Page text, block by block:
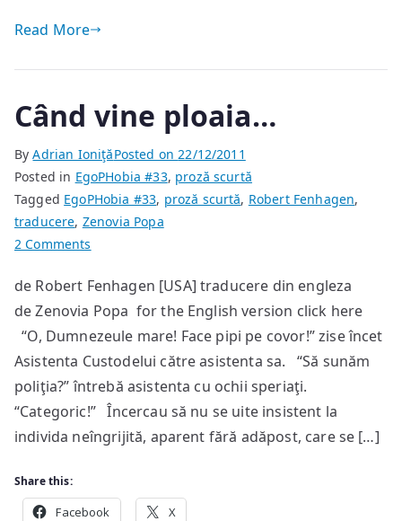
Read More
Când vine ploaia…
ByAdrian IoniţăPosted on22/12/2011
Posted in EgoPHobia #33, proză scurtă
Tagged EgoPHobia #33, proză scurtă, Robert Fenhagen,
traducere, Zenovia Popa
2 Comments
vine
ploaia…
de Robert Fenhagen [USA] traducere din engleza
de Zenovia Popa for the English version click here
“O, Dumnezeule mare! Face pipi pe covor!” zise încet
Asistenta Custodelui către asistenta sa. “Să sunăm
poliţia?” întrebă asistenta cu ochii speriaţi.
“Categoric!” Încercau să nu se uite insistent la
individa neîngrijită, aparent fără adăpost, care se […]
Share this:
Facebook X